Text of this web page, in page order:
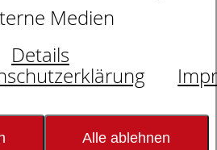
Medien
Details
Alle ablehnen